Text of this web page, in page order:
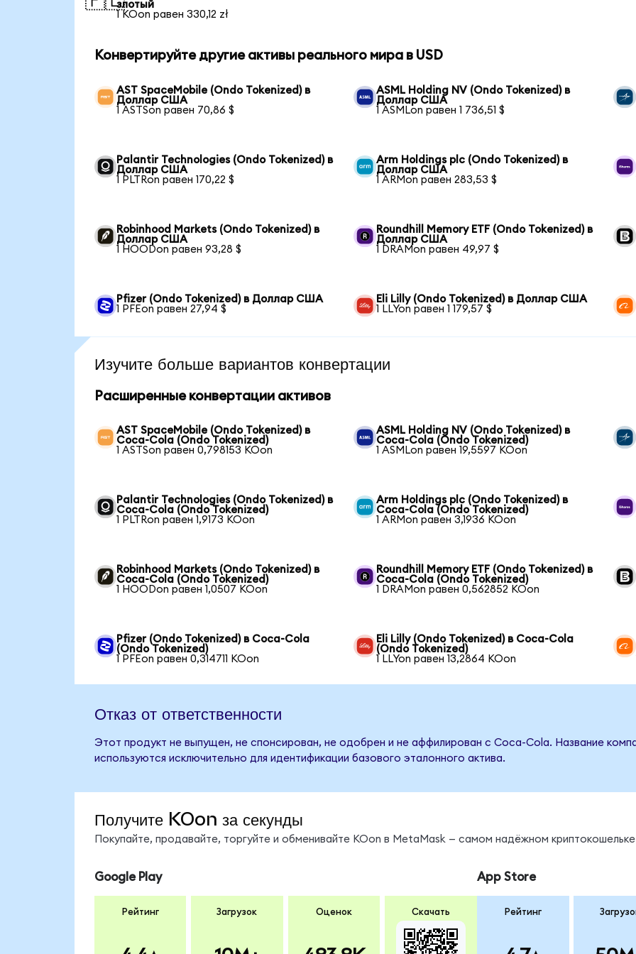
злотый
1 KOon равен 330,12 zł
Конвертируйте другие активы реального мира в USD
AST SpaceMobile (Ondo Tokenized) в
Доллар США
1 ASTSon равен 70,86 $
ASML Holding NV (Ondo Tokenized) в
Доллар США
1 ASMLon равен 1 736,51 $
Palantir Technologies (Ondo Tokenized) в
Доллар США
1 PLTRon равен 170,22 $
Arm Holdings plc (Ondo Tokenized) в
Доллар США
1 ARMon равен 283,53 $
Robinhood Markets (Ondo Tokenized) в
Доллар США
1 HOODon равен 93,28 $
Roundhill Memory ETF (Ondo Tokenized) в
Доллар США
1 DRAMon равен 49,97 $
Pfizer (Ondo Tokenized) в Доллар США
1 PFEon равен 27,94 $
Eli Lilly (Ondo Tokenized) в Доллар США
1 LLYon равен 1 179,57 $
Изучите больше вариантов конвертации
Расширенные конвертации активов
AST SpaceMobile (Ondo Tokenized) в
Coca-Cola (Ondo Tokenized)
1 ASTSon равен 0,798153 KOon
ASML Holding NV (Ondo Tokenized) в
Coca-Cola (Ondo Tokenized)
1 ASMLon равен 19,5597 KOon
Palantir Technologies (Ondo Tokenized) в
Coca-Cola (Ondo Tokenized)
1 PLTRon равен 1,9173 KOon
Arm Holdings plc (Ondo Tokenized) в
Coca-Cola (Ondo Tokenized)
1 ARMon равен 3,1936 KOon
Robinhood Markets (Ondo Tokenized) в
Coca-Cola (Ondo Tokenized)
1 HOODon равен 1,0507 KOon
Roundhill Memory ETF (Ondo Tokenized) в
Coca-Cola (Ondo Tokenized)
1 DRAMon равен 0,562852 KOon
Pfizer (Ondo Tokenized) в Coca-Cola
(Ondo Tokenized)
1 PFEon равен 0,314711 KOon
Eli Lilly (Ondo Tokenized) в Coca-Cola
(Ondo Tokenized)
1 LLYon равен 13,2864 KOon
Отказ от ответственности
Этот продукт не выпущен, не спонсирован, не одобрен и не аффилирован с Coca-Cola. Название
используются исключительно для идентификации базового эталонного актива.
Получите KOon за секунды
Покупайте, продавайте, торгуйте и обменивайте KOon в MetaMask — самом надёжном
Google Play
Рейтинг Загрузок Оценок Скачать
App Store
Рейтинг